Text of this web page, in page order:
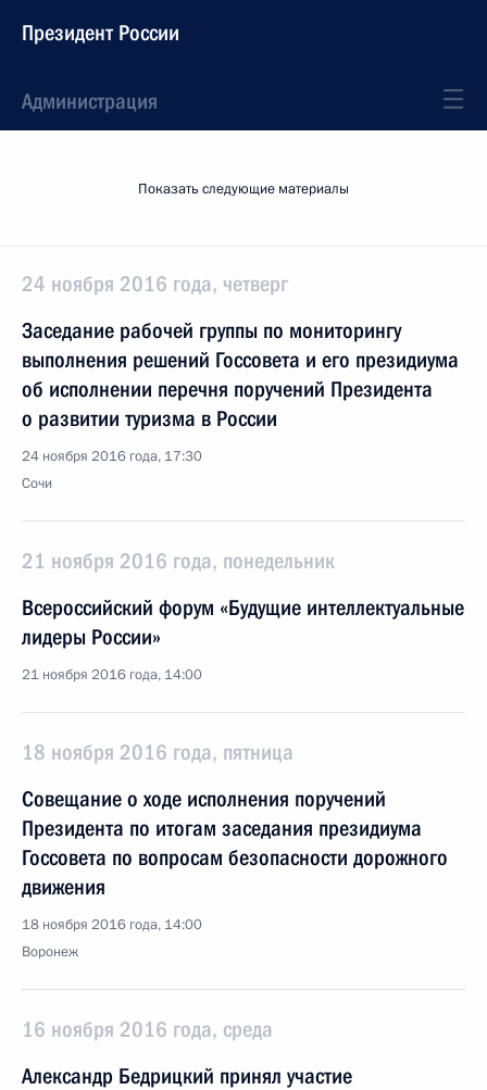
Президент России
Администрация
Показать следующие материалы
24 ноября 2016 года, четверг
Заседание рабочей группы по мониторингу
выполнения решений Госсовета и его президиума
об исполнении перечня поручений Президента
о развитии туризма в России
24 ноября 2016 года, 17:30
Сочи
21 ноября 2016 года, понедельник
Всероссийский форум «Будущие интеллектуальные
лидеры России»
21 ноября 2016 года, 14:00
18 ноября 2016 года, пятница
Совещание о ходе исполнения поручений
Президента по итогам заседания президиума
Госсовета по вопросам безопасности дорожного
движения
18 ноября 2016 года, 14:00
Воронеж
16 ноября 2016 года, среда
Александр Бедрицкий принял участие